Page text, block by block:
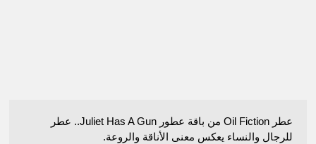
عطر Oil Fiction من باقة عطور Juliet Has A Gun.. عطر
للرجال والنساء يعكس معنى الأناقة والروعة.